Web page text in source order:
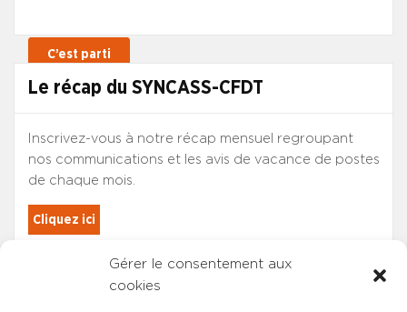
Gérer le consentement aux
cookies
Le récap du SYNCASS-CFDT
Inscrivez-vous à notre récap mensuel regroupant
nos communications et les avis de vacance de postes
de chaque mois.
Cliquez ici
Les adhérents du SYNCASS-CFDT
sont automatiquement inscrits.